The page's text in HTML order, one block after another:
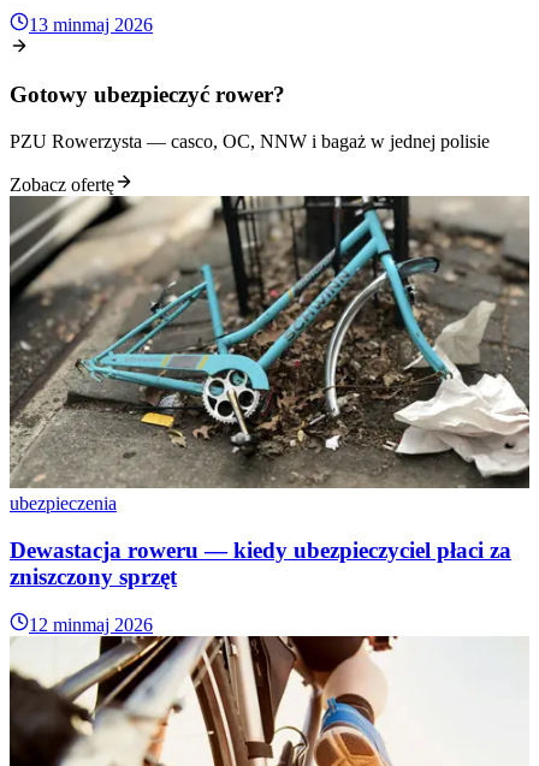
13 minmaj 2026
Gotowy ubezpieczyć rower?
PZU Rowerzysta — casco, OC, NNW i bagaż w jednej polisie
Zobacz ofertę
ubezpieczenia
Dewastacja roweru — kiedy ubezpieczyciel płaci za
zniszczony sprzęt
12 minmaj 2026